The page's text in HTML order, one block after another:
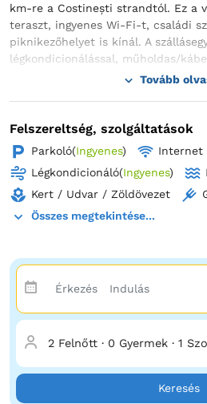
km-re a Costinești strandtól. Ez a
teraszt, ingyenes Wi-Fi-t, családi
piknikezőhelyet is kínál. A
légkondicionálással, műholdas/
TV-vel, kenyérpirítóval,
mosogatógéppel, mikrohullámú
panzió minden szállásegységében
törölköző. Az Ovidiu tér 33 km-re,
bevásárlóközpont pedig 35 km-re
Mihail Kogălniceanu Nemzetközi
található.
Tovább
Felszereltség, szolgáltatások
Parkoló(Ingyenes) Internet
Légkondicionáló(Ingyenes)
Kert / Udvar / Zöldövezet
Összes megtekintése...
2 Felnőtt · 0 Gyermek · 1
Keresés